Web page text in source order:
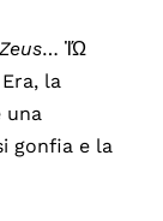
… ἸΏ
la
una
gonfia e la